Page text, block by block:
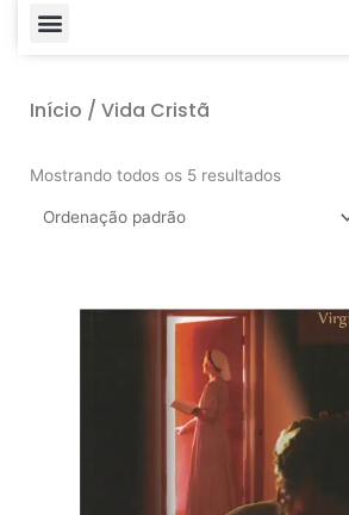
Menu
Início / Vida Cristã
Mostrando todos os 5 resultados